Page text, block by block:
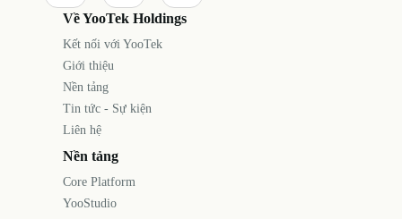
Về YooTek Holdings
Kết nối với YooTek
Giới thiệu
Nền tảng
Tin tức - Sự kiện
Liên hệ
Nền tảng
Core Platform
YooStudio